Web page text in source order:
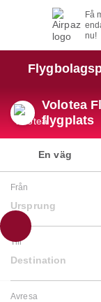
Få
nu!
Volotea
flygplats
En väg
Från
Ursprung
Till
Destination
Avresa